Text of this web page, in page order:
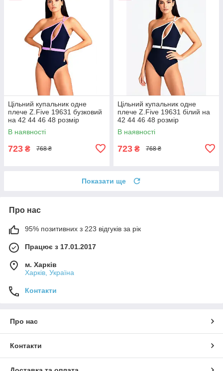
Цільний купальник одне
плече Z.Five 19631 бузковий
на 42 44 46 48 розмір
В наявності
723 ₴ 768 ₴
Цільний купальник одне
плече Z.Five 19631 білий на
42 44 46 48 розмір
В наявності
723 ₴ 768 ₴
Показати ще
Про нас
95% позитивних з 223 відгуків за рік
Працює з 17.01.2017
м. Харків
Харків, Україна
Контакти
Про нас
Контакти